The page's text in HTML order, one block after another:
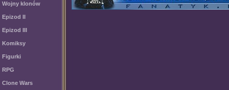
Wojny klonów
Epizod II
Epizod III
Komiksy
Figurki
RPG
Clone Wars